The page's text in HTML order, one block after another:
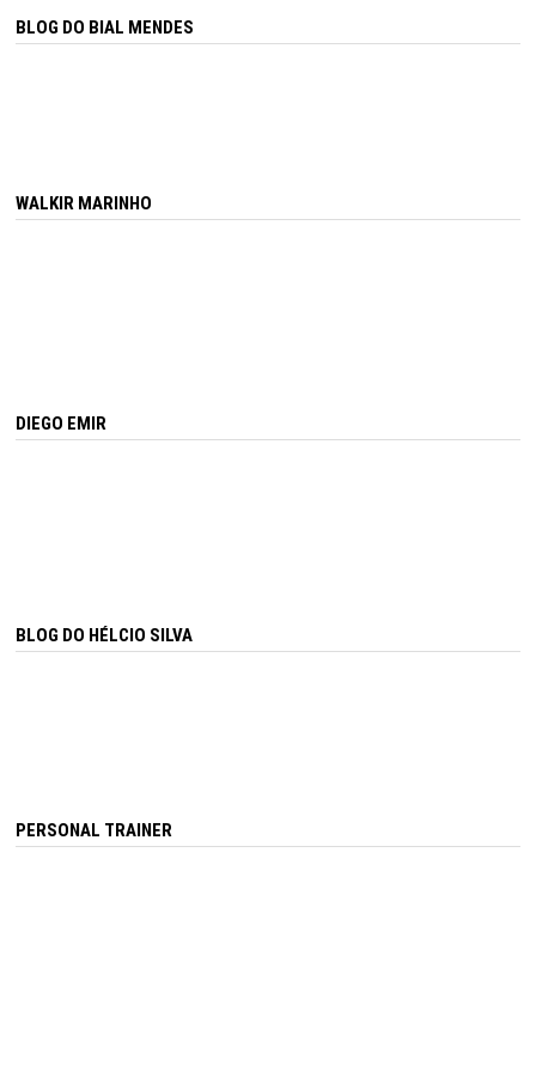
BLOG DO BIAL MENDES
WALKIR MARINHO
DIEGO EMIR
BLOG DO HÉLCIO SILVA
PERSONAL TRAINER